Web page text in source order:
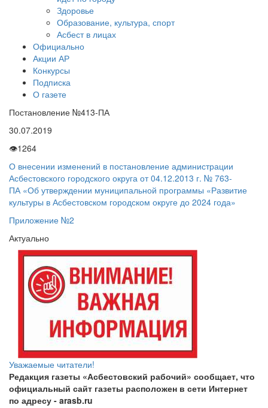
Здоровье
Образование, культура, спорт
Асбест в лицах
Официально
Акции АР
Конкурсы
Подписка
О газете
Постановление №413-ПА
30.07.2019
👁1264
О внесении изменений в постановление администрации
Асбестовского городского округа от 04.12.2013 г. № 763-
ПА «Об утверждении муниципальной программы «Развитие
культуры в Асбестовском городском округе до 2024 года»
Приложение №2
Актуально
Уважаемые читатели!
Редакция газеты «Асбестовский рабочий» сообщает, что
официальный сайт газеты расположен в сети Интернет
по адресу - arasb.ru